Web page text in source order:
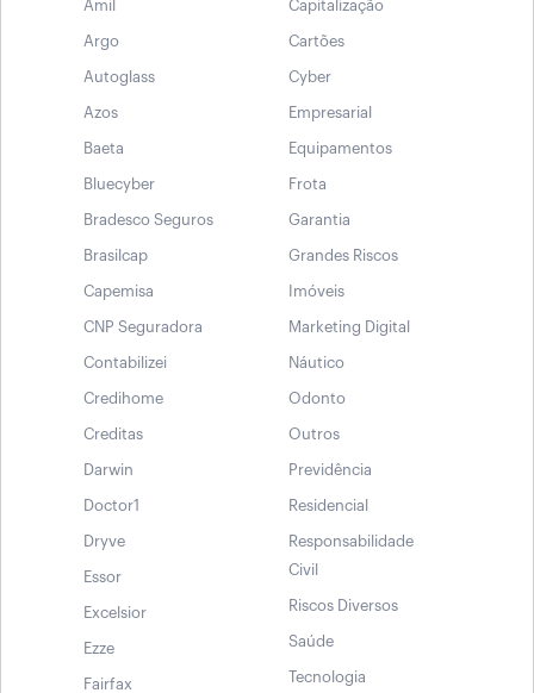
Amil
Argo
Autoglass
Azos
Baeta
Bluecyber
Bradesco Seguros
Brasilcap
Capemisa
CNP Seguradora
Contabilizei
Credihome
Creditas
Darwin
Doctor1
Dryve
Essor
Excelsior
Ezze
Fairfax
Capitalização
Cartões
Cyber
Empresarial
Equipamentos
Frota
Garantia
Grandes Riscos
Imóveis
Marketing Digital
Náutico
Odonto
Outros
Previdência
Residencial
Responsabilidade
Civil
Riscos Diversos
Saúde
Tecnologia